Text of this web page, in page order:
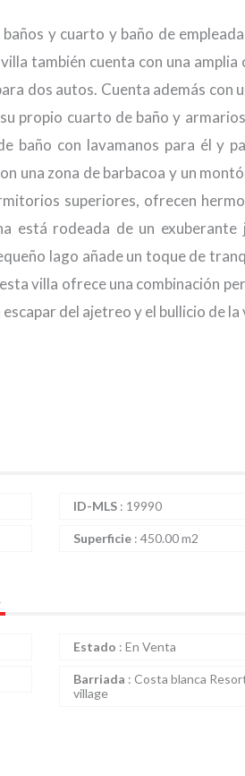
y cuarto y baño de
también cuenta con una
dos autos. Cuenta además con
propio cuarto de baño y
baño con lavamanos para él y
una zona de barbacoa y un
superiores, ofrecen
está rodeada de un
lago añade un toque de
villa ofrece una combinación
escapar del ajetreo y el bullicio de
ID-MLS : 19990
Superficie : 450.00 m2
Estado : En Venta
Barriada : Costa blanca
village